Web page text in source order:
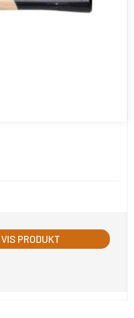
VIS PRODUKT